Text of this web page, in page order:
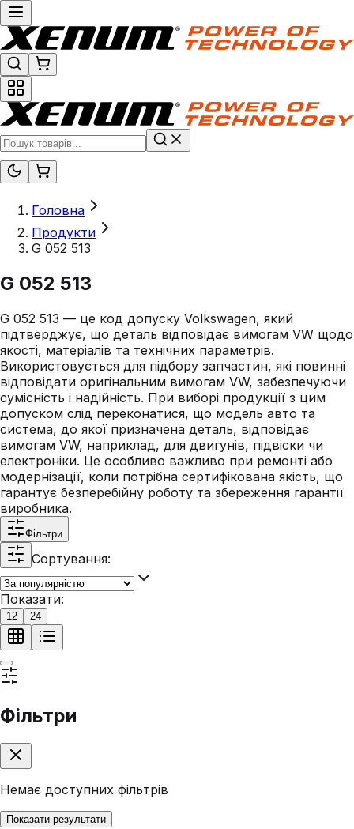
Головна
Продукти
G 052 513
G 052 513
G 052 513 — це код допуску Volkswagen, який
підтверджує, що деталь відповідає вимогам VW щодо
якості, матеріалів та технічних параметрів.
Використовується для підбору запчастин, які повинні
відповідати оригінальним вимогам VW, забезпечуючи
сумісність і надійність. При виборі продукції з цим
допуском слід переконатися, що модель авто та
система, до якої призначена деталь, відповідає
вимогам VW, наприклад, для двигунів, підвіски чи
електроніки. Це особливо важливо при ремонті або
модернізації, коли потрібна сертифікована якість, що
гарантує безперебійну роботу та збереження гарантії
виробника.
Фільтри
Сортування:
Показати:
12 24
Фільтри
Немає доступних фільтрів
Показати результати